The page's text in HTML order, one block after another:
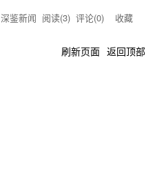
深鉴新闻 阅读(3) 评论(0) 收藏
刷新页面 返回顶部